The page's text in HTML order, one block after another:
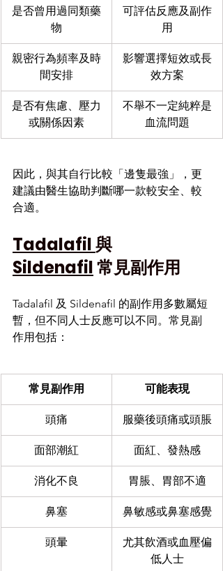
是否曾用過同類藥
物
可評估反應及副作
用
親密行為頻率及時
間安排
影響選擇短效或長
效方案
是否有焦慮、壓力
或關係因素
不舉不一定純粹是
血流問題
因此，與其自行比較「邊隻最強」，更
建議由醫生協助判斷哪一款較安全、較
合適。
Tadalafil 與
Sildenafil 常見副作用
Tadalafil 及 Sildenafil 的副作用多數屬短
暫，但不同人士反應可以不同。常見副
作用包括：
常見副作用 可能表現
頭痛 服藥後頭痛或頭脹
面部潮紅 面紅、發熱感
消化不良 胃脹、胃部不適
鼻塞 鼻敏感或鼻塞感覺
頭暈
尤其飲酒或血壓偏
低人士